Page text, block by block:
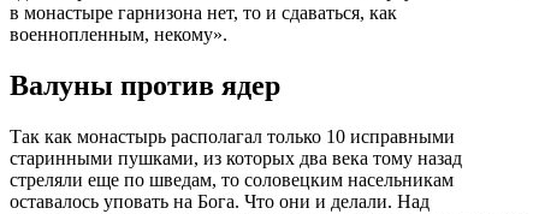
в монастыре гарнизона нет, то и сдаваться, как
военнопленным, некому».
Валуны против ядер
Так как монастырь располагал только 10 исправными
старинными пушками, из которых два века тому назад
стреляли еще по шведам, то соловецким насельникам
оставалось уповать на Бога. Что они и делали. Над